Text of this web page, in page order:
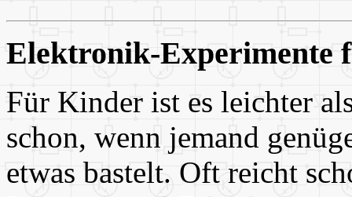
Elektronik-Experimente
Für Kinder ist es leichter
schon, wenn jemand
etwas bastelt. Oft reicht